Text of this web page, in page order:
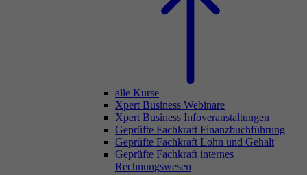
alle Kurse
Xpert Business Webinare
Xpert Business Infoveranstaltungen
Geprüfte Fachkraft Finanzbuchführung
Geprüfte Fachkraft Lohn und Gehalt
Geprüfte Fachkraft internes
Rechnungswesen